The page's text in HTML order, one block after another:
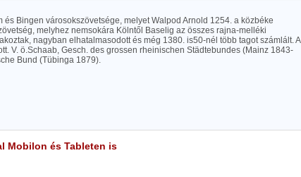
és Bingen városokszövetsége, melyet Walpod Arnold 1254. a közbéke
melyhez nemsokára Kölntől Baselig az összes rajna-melléki
nagyban elhatalmasodott és még 1380. is50-nél több tagot számlált. A
V. ö.Schaab, Gesch. des grossen rheinischen Städtebundes (Mainz 1843-
Bund (Tübinga 1879).
Mobilon és Tableten is